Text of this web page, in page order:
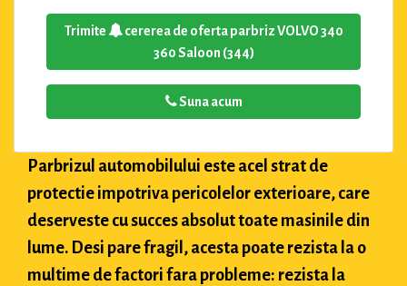
Trimite
cererea de oferta parbriz VOLVO 340
360 Saloon (344)
Suna acum
Parbrizul automobilului este acel strat de
protectie impotriva pericolelor exterioare, care
deserveste cu succes absolut toate masinile din
lume. Desi pare fragil, acesta poate rezista la o
multime de factori fara probleme: rezista la